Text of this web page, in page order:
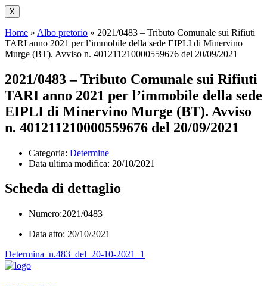
X
Home » Albo pretorio » 2021/0483 – Tributo Comunale sui Rifiuti
TARI anno 2021 per l’immobile della sede EIPLI di Minervino
Murge (BT). Avviso n. 401211210000559676 del 20/09/2021
2021/0483 – Tributo Comunale sui Rifiuti
TARI anno 2021 per l’immobile della sede
EIPLI di Minervino Murge (BT). Avviso
n. 401211210000559676 del 20/09/2021
Categoria: Determine
Data ultima modifica: 20/10/2021
Scheda di dettaglio
Numero:2021/0483
Data atto: 20/10/2021
Determina_n.483_del_20-10-2021_1